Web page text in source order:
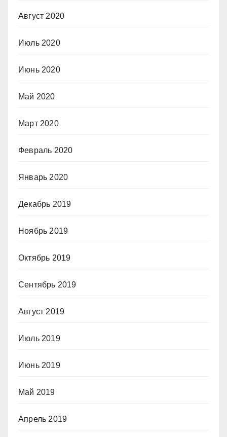
Август 2020
Июль 2020
Июнь 2020
Май 2020
Март 2020
Февраль 2020
Январь 2020
Декабрь 2019
Ноябрь 2019
Октябрь 2019
Сентябрь 2019
Август 2019
Июль 2019
Июнь 2019
Май 2019
Апрель 2019